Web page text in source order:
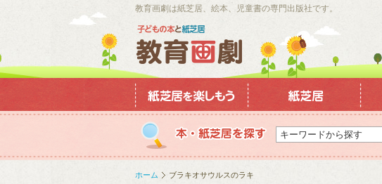
教育画劇は紙芝居、絵本、児童書の専門出版社です。
ホーム ブラキオサウルスのラキ